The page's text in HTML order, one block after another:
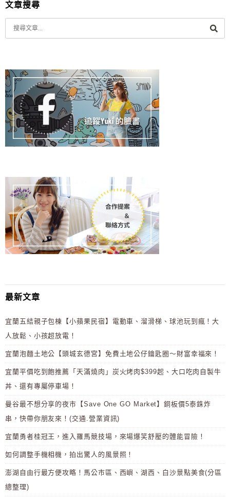
文章搜尋
最新文章
宜蘭五結親子包棟【小蘋果民宿】電動車、溜滑梯、球池玩到瘋！大
人放鬆、小孩超放電！
宜蘭泡麵土地公【頭城玄德宮】免費土地公仔鑰匙圈～財富幸福來！
宜蘭平價吃到飽推薦「天滿燒肉」炭火烤肉$399起、大口吃肉自製牛
丼、還有專屬停車場！
曼谷最不想分享的夜市【Save One GO Market】銅板價5泰銖炸
串，快帶你朋友來！(交通.營業資訊)
宜蘭勇者桂冠王，進入羅馬競技場，來場爆笑舒壓的體能冒險！
如何調整手機相機，拍出驚人的風景照！
澎湖自由行最方便攻略！馬公市區、西嶼、湖西、白沙景點美食(分區
總整理)